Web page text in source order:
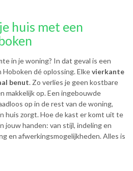
huis met een
in je woning? In dat geval is een
Hoboken dé oplossing. Elkevierkante
benut. Zo verlies je geen kostbare
makkelijk op. Een ingebouwde
op in de rest van de woning,
huis zorgt. Hoe de kast er komt uit te
jouw handen: van stijl, indeling en
en afwerkingsmogelijkheden. Alles is